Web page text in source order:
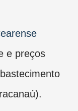
e preços